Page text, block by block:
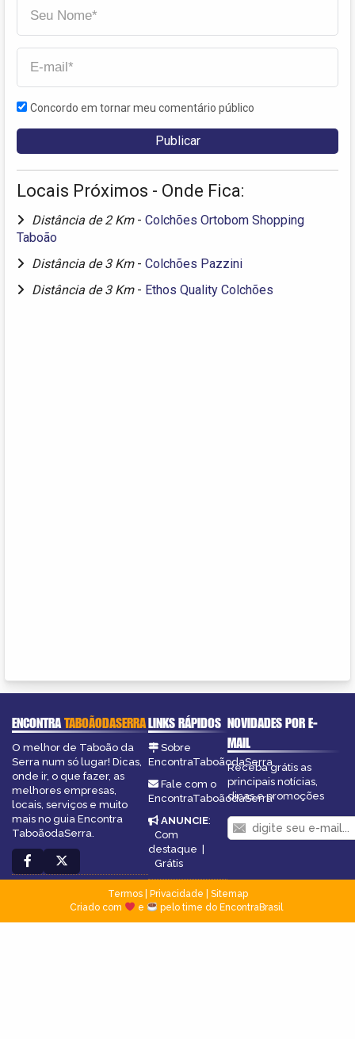
Concordo em tornar meu comentário público
Locais Próximos - Onde Fica:
Distância de 2 Km - Colchões Ortobom Shopping
Taboão
Distância de 3 Km - Colchões Pazzini
Distância de 3 Km - Ethos Quality Colchões
ENCONTRATABOÃODASERRA
O melhor de Taboão da
Serra num só lugar! Dicas,
onde ir, o que fazer, as
melhores empresas,
locais, serviços e muito
mais no guia Encontra
TaboãodaSerra.
LINKS RÁPIDOS
Sobre
EncontraTaboãodaSerra
Fale com o
EncontraTaboãodaSerra
ANUNCIE:
Com
destaque |
Grátis
NOVIDADES POR E-
MAIL
Receba grátis as
principais notícias,
dicas e promoções
Termos| Privacidade
Sitemap
Criado com
e pelo time do EncontraBrasil